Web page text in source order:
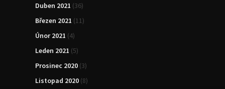
Duben 2021 (36)
Březen 2021 (11)
Únor 2021 (4)
Leden 2021 (5)
Prosinec 2020 (3)
Listopad 2020 (8)